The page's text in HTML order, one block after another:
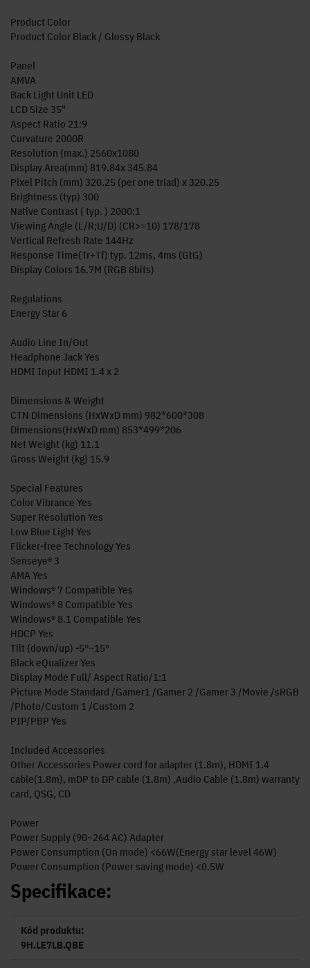
Product Color
Product Color Black / Glossy Black
Panel
AMVA
Back Light Unit LED
LCD Size 35"
Aspect Ratio 21:9
Curvature 2000R
Resolution (max.) 2560x1080
Display Area(mm) 819.84x 345.84
Pixel Pitch (mm) 320.25 (per one triad) x 320.25
Brightness (typ) 300
Native Contrast ( typ. ) 2000:1
Viewing Angle (L/R;U/D) (CR>=10) 178/178
Vertical Refresh Rate 144Hz
Response Time(Tr+Tf) typ. 12ms, 4ms (GtG)
Display Colors 16.7M (RGB 8bits)
Regulations
Energy Star 6
Audio Line In/Out
Headphone Jack Yes
HDMI Input HDMI 1.4 x 2
Dimensions & Weight
CTN Dimensions (HxWxD mm) 982*600*308
Dimensions(HxWxD mm) 853*499*206
Net Weight (kg) 11.1
Gross Weight (kg) 15.9
Special Features
Color Vibrance Yes
Super Resolution Yes
Low Blue Light Yes
Flicker-free Technology Yes
Senseye® 3
AMA Yes
Windows® 7 Compatible Yes
Windows® 8 Compatible Yes
Windows® 8.1 Compatible Yes
HDCP Yes
Tilt (down/up) -5°~15°
Black eQualizer Yes
Display Mode Full/ Aspect Ratio/1:1
Picture Mode Standard /Gamer1 /Gamer 2 /Gamer 3 /Movie /sRGB
/Photo/Custom 1 /Custom 2
PIP/PBP Yes
Included Accessories
Other Accessories Power cord for adapter (1.8m), HDMI 1.4
cable(1.8m), mDP to DP cable (1.8m) ,Audio Cable (1.8m) warranty
card, QSG, CD
Power
Power Supply (90~264 AC) Adapter
Power Consumption (On mode) <66W(Energy star level 46W)
Power Consumption (Power saving mode) <0.5W
Specifikace:
Kód produktu:
9H.LE7LB.QBE